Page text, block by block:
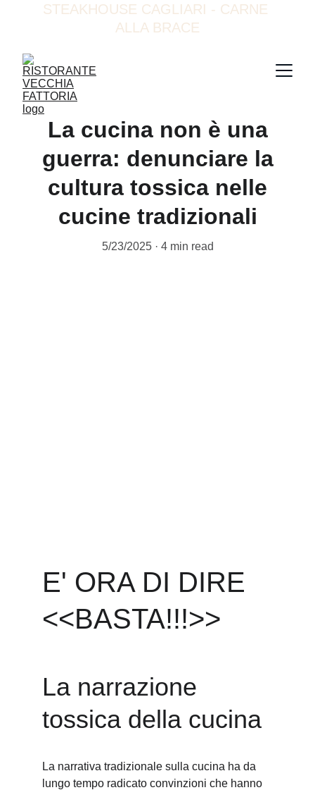
STEAKHOUSE CAGLIARI - CARNE
ALLA BRACE
La cucina non è una
guerra: denunciare la
cultura tossica nelle
cucine tradizionali
5/23/2025 4 min read
E' ORA DI DIRE
<<BASTA!!!>>
La narrazione
tossica della cucina
La narrativa tradizionale sulla cucina ha da
lungo tempo radicato convinzioni che hanno